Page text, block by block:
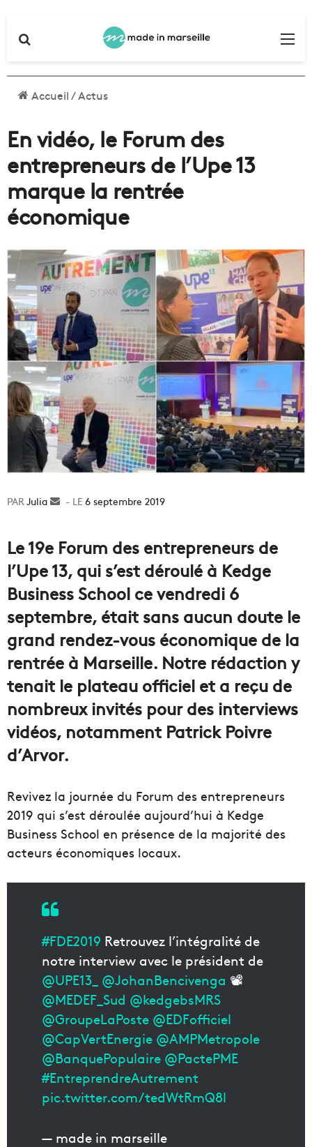
Accueil/Actus
En vidéo, le Forum des
entrepreneurs de l’Upe 13
marque la rentrée
économique
Julia
Envoyer6 septembre 2019
Le 19e Forum des entrepreneurs de
l’Upe 13, qui s’est déroulé à Kedge
Business School ce vendredi 6
septembre, était sans aucun doute le
grand rendez-vous économique de la
rentrée à Marseille. Notre rédaction y
tenait le plateau officiel et a reçu de
nombreux invités pour des interviews
vidéos, notamment Patrick Poivre
d’Arvor.
Revivez la journée du Forum des entrepreneurs
2019 qui s’est déroulée aujourd’hui à Kedge
Business School en présence de la majorité des
acteurs économiques locaux.
#FDE2019 Retrouvez l’intégralité de
notre interview avec le président de
@UPE13_ @JohanBencivenga 📽️
@MEDEF_Sud @kedgebsMRS
@GroupeLaPoste @EDFofficiel
@CapVertEnergie @AMPMetropole
@BanquePopulaire @PactePME
#EntreprendreAutrement
pic.twitter.com/tedWtRmQ8l
— made in marseille